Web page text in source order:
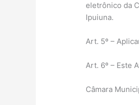
eletrônico da
Ipuiuna.
Art. 5º –
Art. 6º – Este
Câmara